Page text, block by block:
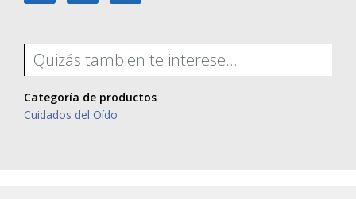
Quizás tambien te interese...
Categoría de productos
Cuidados del Oído